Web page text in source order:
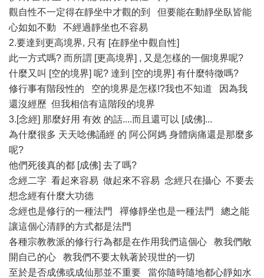
觀自性不一定得在靜坐中才觀的到 但要能在動靜坐臥皆能
心如如不動 不經過靜坐也不容易
2.要達到更高境界, 只有 [在靜坐中觀自性]
此一方式嗎? 而所謂 [更高境界] , 又是怎樣的一個境界呢?
什麼又叫 [空的境界] 呢? 達到 [空的境界] 有什麼特徵嗎?
修行事有階段性的 空的境界是怎樣!?我也不知道 因為我
還沒經歷 但我相信有這階段的境界
3.[念經] 那麼好用 有效 的話....而且還可以 [成佛]...
為什麼很多 天天唸佛誦經 的 阿公阿媽 身體病痛還是那麼多
呢?
他們死後真的都 [成佛] 去了嗎?
念經二字 看起來容易 做起來不容易 念經只在攝心 不要去
想念經有什麼大功德
念經也是修行的一種法門 禪修靜坐也是一種法門 總之能
讓這個心清靜的方式都是法門
各種宗教教派的修行行為都是在作用我們這個心 教我們敞
開自己的心 教我們不要太執著於現世的一切
至於是否成佛或成仙那並不重要 當你隨時隨地都心靜如水